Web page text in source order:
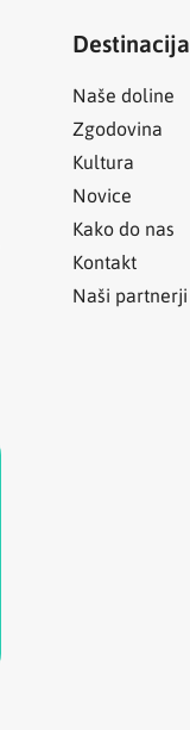
Destinacija
Naše doline
Zgodovina
Kultura
Novice
Kako do nas
Kontakt
Naši partnerji